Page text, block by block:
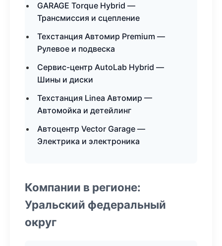
GARAGE Torque Hybrid —
Трансмиссия и сцепление
Техстанция Автомир Premium —
Рулевое и подвеска
Сервис-центр AutoLab Hybrid —
Шины и диски
Техстанция Linea Автомир —
Автомойка и детейлинг
Автоцентр Vector Garage —
Электрика и электроника
Компании в регионе:
Уральский федеральный
округ